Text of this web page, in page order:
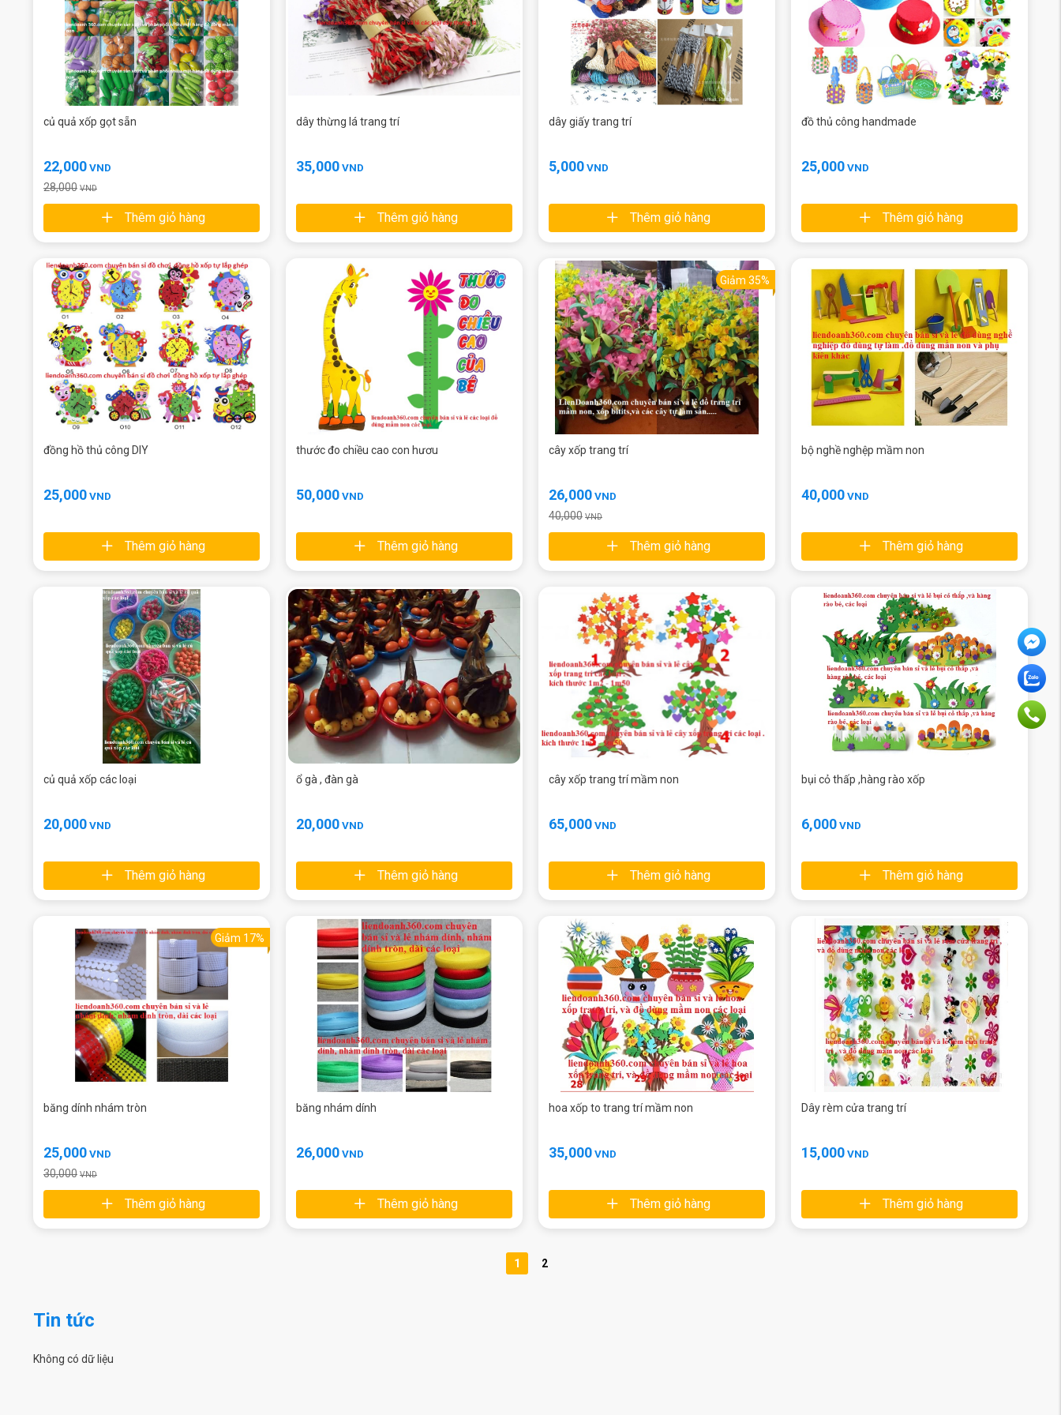
củ quả xốp gọt sẵn
22,000VND
28,000 VND
Thêm giỏ hàng
dây thừng lá trang trí
35,000VND
Thêm giỏ hàng
dây giấy trang trí
5,000VND
Thêm giỏ hàng
đồ thủ công handmade
25,000VND
Thêm giỏ hàng
đồng hồ thủ công DIY
25,000VND
Thêm giỏ hàng
thước đo chiều cao con hươu
50,000VND
Thêm giỏ hàng
Giảm 35%
cây xốp trang trí
26,000VND
40,000 VND
Thêm giỏ hàng
bộ nghề nghệp mầm non
40,000VND
Thêm giỏ hàng
củ quả xốp các loại
20,000VND
Thêm giỏ hàng
ổ gà , đàn gà
20,000VND
Thêm giỏ hàng
cây xốp trang trí mầm non
65,000VND
Thêm giỏ hàng
bụi cỏ thấp ,hàng rào xốp
6,000VND
Thêm giỏ hàng
Giảm 17%
băng dính nhám tròn
25,000VND
30,000 VND
Thêm giỏ hàng
băng nhám dính
26,000VND
Thêm giỏ hàng
hoa xốp to trang trí mầm non
35,000VND
Thêm giỏ hàng
Dây rèm cửa trang trí
15,000VND
Thêm giỏ hàng
1 2
Tin tức
Không có dữ liệu